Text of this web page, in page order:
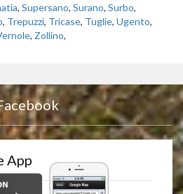
, Supersano, Surano, Surbo,
, Trepuzzi, Tricase, Tuglie, Ugento,
, Zollino,
App